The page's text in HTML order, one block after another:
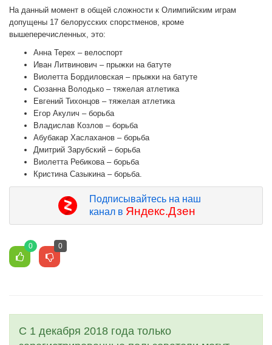
На данный момент в общей сложности к Олимпийским играм
допущены 17 белорусских спорстменов, кроме
вышеперечисленных, это:
Анна Терех – велоспорт
Иван Литвинович – прыжки на батуте
Виолетта Бордиловская – прыжки на батуте
Сюзанна Володько – тяжелая атлетика
Евгений Тихонцов – тяжелая атлетика
Егор Акулич – борьба
Владислав Козлов – борьба
Абубакар Хаслаханов – борьба
Дмитрий Зарубский – борьба
Виолетта Ребикова – борьба
Кристина Сазыкина – борьба.
Подписывайтесь на наш
канал в Яндекс.Дзен
0 0
С 1 декабря 2018 года только